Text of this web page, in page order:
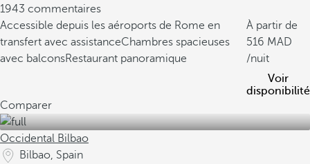
1943 commentaires
Accessible depuis les aéroports de Rome en
transfert avec assistanceChambres spacieuses
avec balconsRestaurant panoramique
À partir de
516
/nuit
Voir
disponibilité
Comparer
Occidental Bilbao
Bilbao, Spain